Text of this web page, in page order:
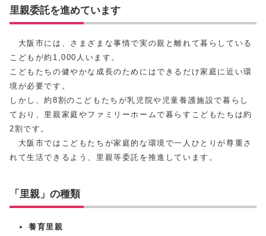
里親委託を進めています
大阪市には、さまざまな事情で実の親と離れて暮らしている
こどもが約1,000人います。
こどもたちの健やかな成長のためにはできるだけ家庭に近い環
境が必要です。
しかし、約8割のこどもたちが乳児院や児童養護施設で暮らし
ており、里親家庭やファミリーホームで暮らすこどもたちは約
2割です。
大阪市ではこどもたちが家庭的な環境で一人ひとりが尊重さ
れて生活できるよう、里親等委託を推進しています。
「里親」の種類
養育里親